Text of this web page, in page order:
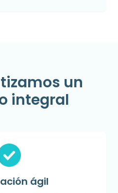
un
integral
ágil